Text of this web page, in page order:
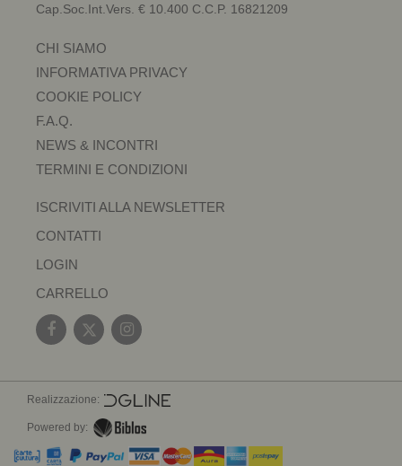
Cap.Soc.Int.Vers. € 10.400 C.C.P. 16821209
CHI SIAMO
INFORMATIVA PRIVACY
COOKIE POLICY
F.A.Q.
NEWS & INCONTRI
TERMINI E CONDIZIONI
ISCRIVITI ALLA NEWSLETTER
CONTATTI
LOGIN
CARRELLO
Realizzazione:
Powered by: